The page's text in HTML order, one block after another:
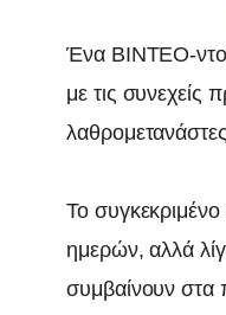
Ένα ΒΙΝΤΕΟ-
με τις συνεχείς
Το
ημερών, αλλά
συμβαίνουν στα